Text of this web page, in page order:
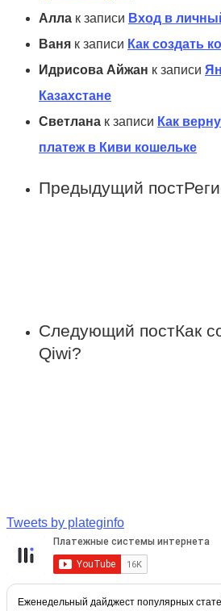
Алла к записи Вход в
Ваня к записи Как создать
Идрисова Айжан к записи
Казахстане
Светлана к записи Как
платеж в Киви кошельке
Предыдущий пост
Следующий постКак
Qiwi?
Tweets by plateginfo
Еженедельный дайджест популярных